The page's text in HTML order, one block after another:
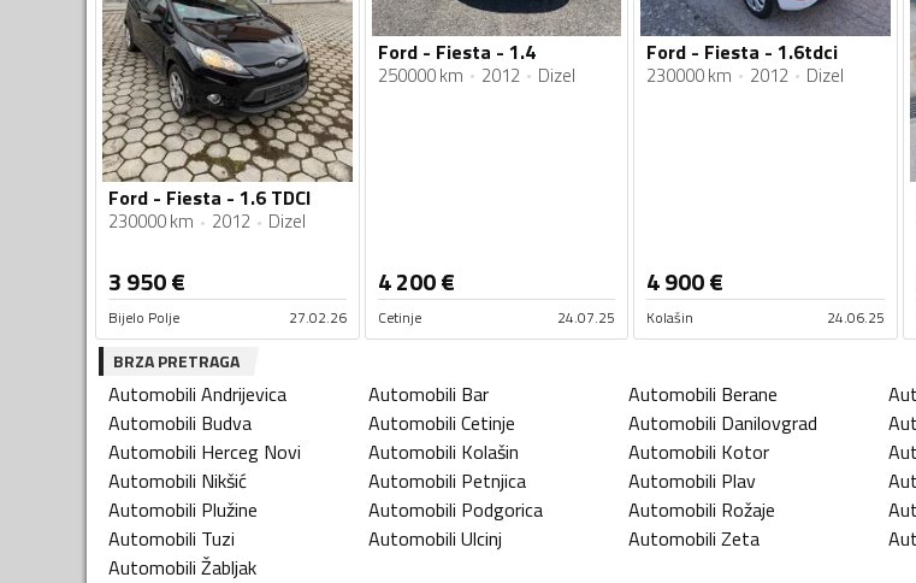
Ford - Fiesta - 1.6 TDCI
230000 km 2012 Dizel
3 950€
Bijelo Polje 27.02.26
Ford - Fiesta - 1.4
250000 km 2012 Dizel
4 200€
Cetinje 24.07.25
Ford - Fiesta - 1.6tdci
230000 km 2012 Dizel
4 900€
Kolašin 24.06.25
BRZA PRETRAGA
Automobili Andrijevica Automobili Bar Automobili Berane
Automobili Budva Automobili Cetinje Automobili Danilovgrad
Automobili Herceg Novi Automobili Kolašin Automobili Kotor
Automobili Nikšić Automobili Petnjica Automobili Plav
Automobili Plužine Automobili Podgorica Automobili Rožaje
Automobili Tuzi Automobili Ulcinj Automobili Zeta
Automobili Žabljak